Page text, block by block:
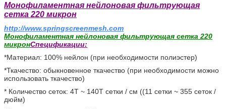
Монофиламентная нейлоновая фильтрующая
сетка 220 микрон
http://www.springscreenmesh.com
Монофиламентная нейлоновая фильтрующая сетка 220
микронСпецификации:
*Материал: 100% нейлон (при необходимости полиэстер)
*Ткачество: обыкновенное ткачество (при необходимости можно
использовать ткачество)
* Количество сеток: 4T ~ 140T сетки / см ((11 сетки ~ 355 сеток /
дюйм)